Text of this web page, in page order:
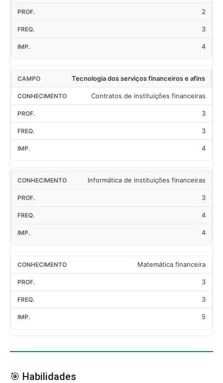
2
3
4
Tecnologia dos serviços financeiros e afins
Contratos de instituições financeiras
3
3
4
Informática de instituições financeiras
3
4
4
Matemática financeira
3
3
5
🎯 Habilidades